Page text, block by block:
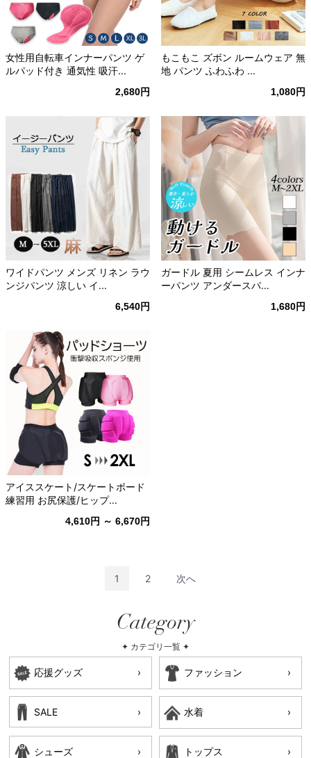
女性用自転車インナーパンツ ゲ
ルパッド付き 通気性 吸汗...
2,680円
もこもこ ズボン ルームウェア 無
地 パンツ ふわふわ ...
1,080円
ワイドパンツ メンズ リネン ラウ
ンジパンツ 涼しい イ...
6,540円
ガードル 夏用 シームレス インナ
ーパンツ アンダースパ...
1,680円
アイススケート/スケートボード
練習用 お尻保護/ヒップ...
4,610円 ～ 6,670円
1 2 次へ
Category
✦ カテゴリ一覧 ✦
応援グッズ ファッション
SALE 水着
シューズ トップス